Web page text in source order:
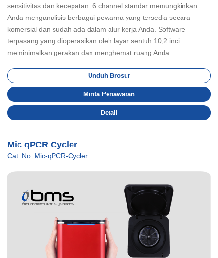
sensitivitas dan kecepatan. 6 channel standar memungkinkan
Anda menganalisis berbagai pewarna yang tersedia secara
komersial dan sudah ada dalam alur kerja Anda. Software
terpasang yang dioperasikan oleh layar sentuh 10,2 inci
meminimalkan gerakan dan menghemat ruang Anda.
Unduh Brosur
Minta Penawaran
Detail
Mic qPCR Cycler
Cat. No: Mic-qPCR-Cycler